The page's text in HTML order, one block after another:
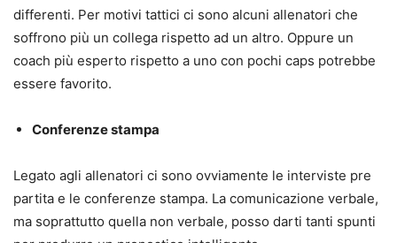
differenti. Per motivi tattici ci sono alcuni allenatori che
soffrono più un collega rispetto ad un altro. Oppure un
coach più esperto rispetto a uno con pochi caps potrebbe
essere favorito.
Conferenze stampa
Legato agli allenatori ci sono ovviamente le interviste pre
partita e le conferenze stampa. La comunicazione verbale,
ma soprattutto quella non verbale, posso darti tanti spunti